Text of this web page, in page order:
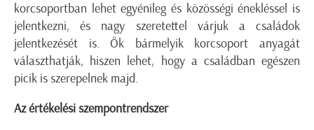
korcsoportban lehet egyénileg és közösségi énekléssel is
jelentkezni, és nagy szeretettel várjuk a családok
jelentkezését is. Ők bármelyik korcsoport anyagát
választhatják, hiszen lehet, hogy a családban egészen
picik is szerepelnek majd.
Az értékelési szempontrendszer